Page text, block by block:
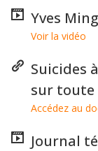
Yves
Voir la vidéo
Suicides
sur toute
Accédez au
Journal